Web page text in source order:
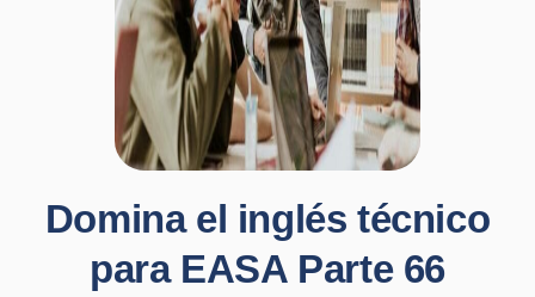
Domina el inglés técnico
para EASA Parte 66